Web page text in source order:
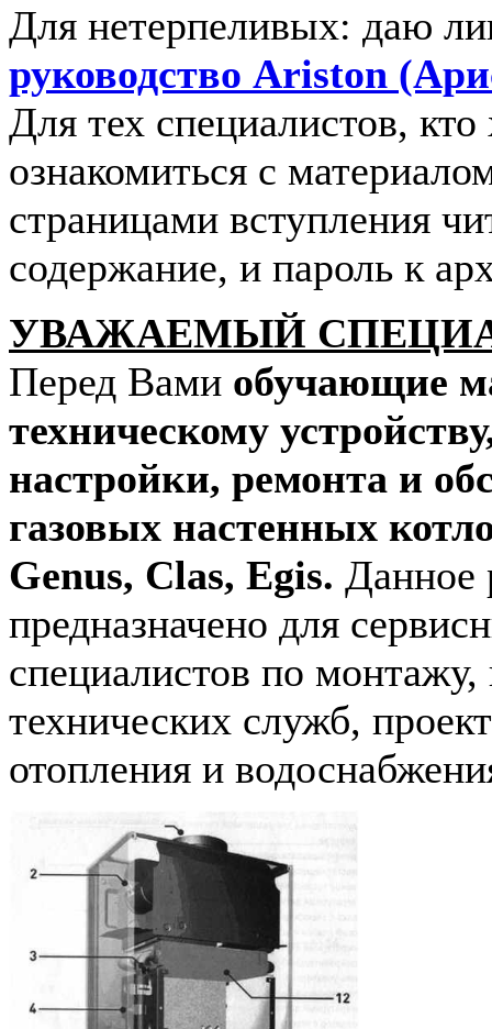
Для нетерпеливых: даю
руководство Ariston
Для тех специалистов,
ознакомиться с
страницами вступления
содержание, и пароль к
УВАЖАЕМЫЙ
Перед Вами обучающие
техническому
настройки, ремонта и
газовых настенных
Genus, Clas, Egis. Данное
предназначено для
специалистов по
технических служб,
отопления и